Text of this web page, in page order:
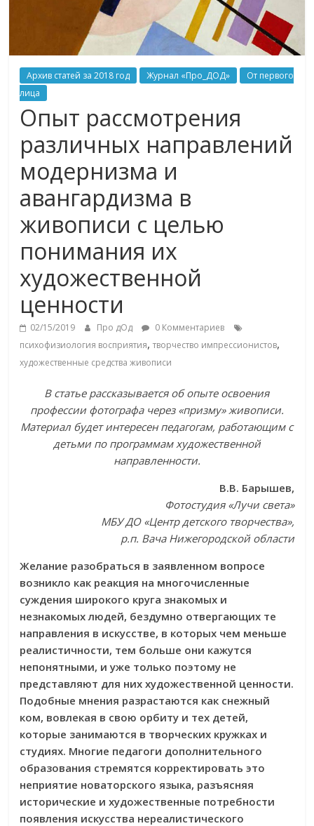
Архив статей за 2018 год Журнал «Про_ДОД»
От первого
лица
Опыт рассмотрения
различных направлений
модернизма и
авангардизма в
живописи с целью
понимания их
художественной
ценности
02/15/2019 Про дОд
0 Комментариев
психофизиология восприятия,творчество импрессионистов,
художественные средства живописи
В статье рассказывается об опыте освоения
профессии фотографа через «призму» живописи.
Материал будет интересен педагогам, работающим с
детьми по программам художественной
направленности.
В.В. Барышев,
Фотостудия «Лучи света»
МБУ ДО «Центр детского творчества»,
р.п. Вача Нижегородской области
Желание разобраться в заявленном вопросе
возникло как реакция на многочисленные
суждения широкого круга знакомых и
незнакомых людей, бездумно отвергающих те
направления в искусстве, в которых чем меньше
реалистичности, тем больше они кажутся
непонятными, и уже только поэтому не
представляют для них художественной ценности.
Подобные мнения разрастаются как снежный
ком, вовлекая в свою орбиту и тех детей,
которые занимаются в творческих кружках и
студиях. Многие педагоги дополнительного
образования стремятся корректировать это
неприятие новаторского языка, разъясняя
исторические и художественные потребности
появления искусства нереалистического